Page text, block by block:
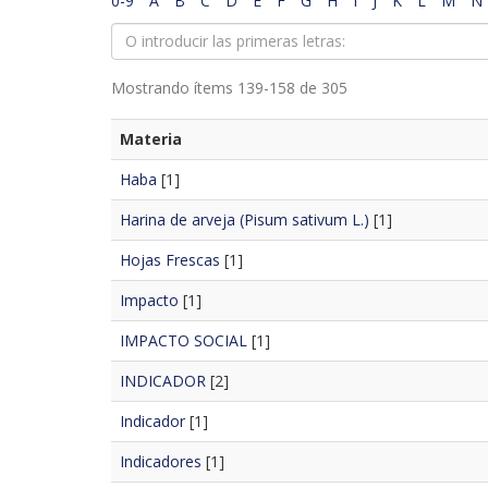
Mostrando ítems 139-158 de 305
Materia
Haba [1]
Harina de arveja (Pisum sativum L.) [1]
Hojas Frescas [1]
Impacto [1]
IMPACTO SOCIAL [1]
INDICADOR [2]
Indicador [1]
Indicadores [1]